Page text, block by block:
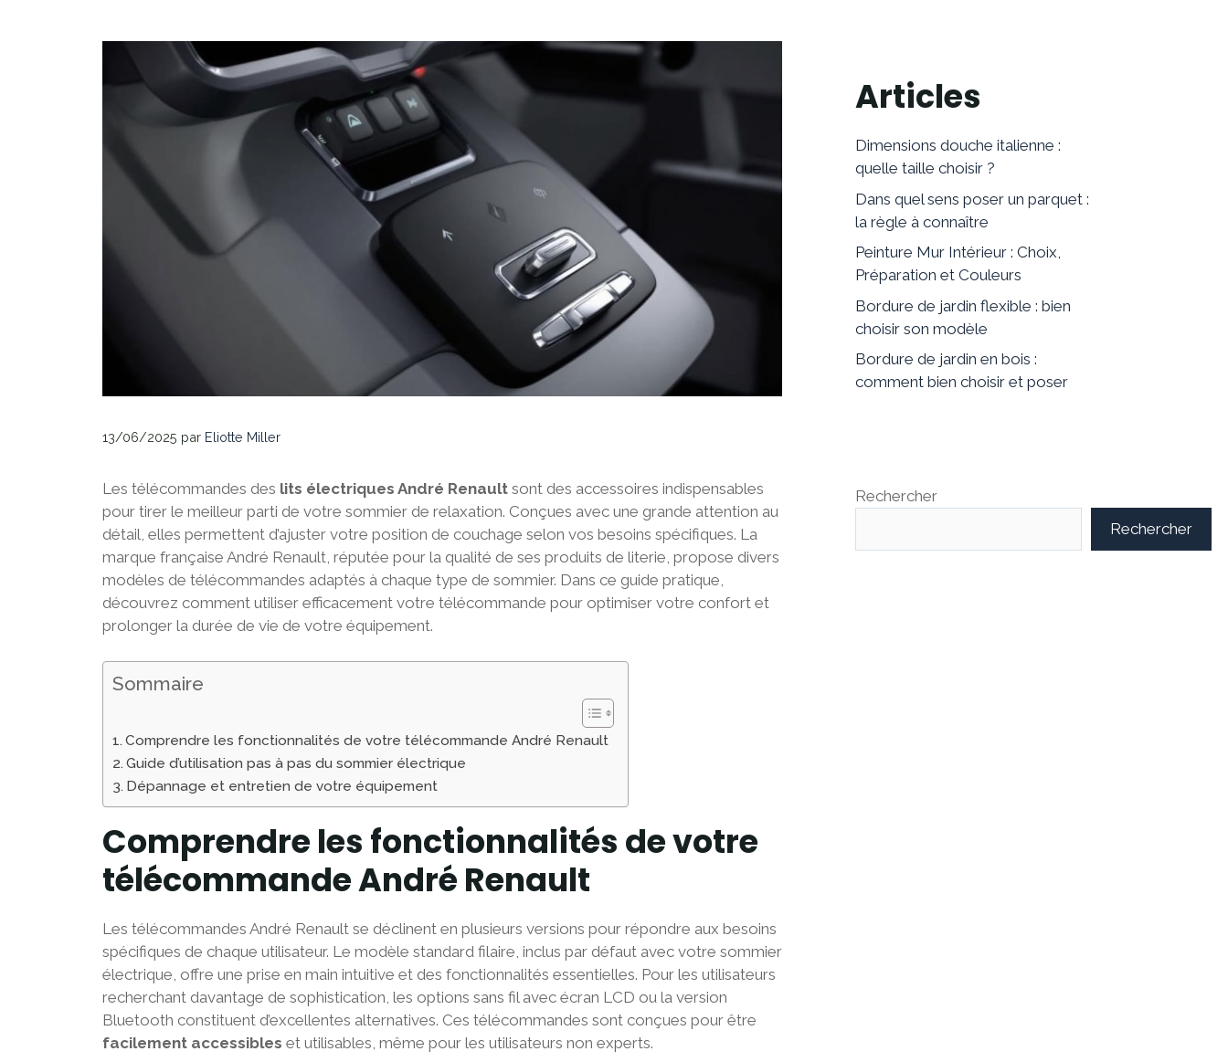
13/06/2025 par Eliotte Miller
Les télécommandes des lits électriques André Renault sont des accessoires indispensables
pour tirer le meilleur parti de votre sommier de relaxation. Conçues avec une grande attention au
détail, elles permettent d’ajuster votre position de couchage selon vos besoins spécifiques. La
marque française André Renault, réputée pour la qualité de ses produits de literie, propose divers
modèles de télécommandes adaptés à chaque type de sommier. Dans ce guide pratique,
découvrez comment utiliser efficacement votre télécommande pour optimiser votre confort et
prolonger la durée de vie de votre équipement.
Sommaire
Comprendre les fonctionnalités de votre télécommande André Renault
Guide d’utilisation pas à pas du sommier électrique
Dépannage et entretien de votre équipement
Comprendre les fonctionnalités de votre
télécommande André Renault
Les télécommandes André Renault se déclinent en plusieurs versions pour répondre aux besoins
spécifiques de chaque utilisateur. Le modèle standard filaire, inclus par défaut avec votre sommier
électrique, offre une prise en main intuitive et des fonctionnalités essentielles. Pour les utilisateurs
recherchant davantage de sophistication, les options sans fil avec écran LCD ou la version
Bluetooth constituent d’excellentes alternatives. Ces télécommandes sont conçues pour être
facilement accessibles et utilisables, même pour les utilisateurs non experts.
Articles
Dimensions douche italienne :
quelle taille choisir ?
Dans quel sens poser un parquet :
la règle à connaître
Peinture Mur Intérieur : Choix,
Préparation et Couleurs
Bordure de jardin flexible : bien
choisir son modèle
Bordure de jardin en bois :
comment bien choisir et poser
Rechercher
Rechercher